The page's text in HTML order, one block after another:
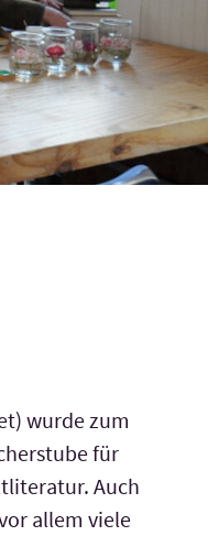
wurde zum
für
Auch
allem viele